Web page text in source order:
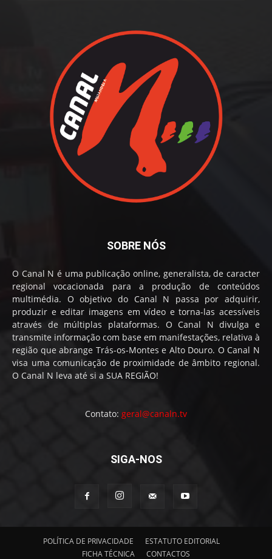
SOBRE NÓS
O Canal N é uma publicação online, generalista, de caracter
regional vocacionada para a produção de conteúdos
multimédia. O objetivo do Canal N passa por adquirir,
produzir e editar imagens em vídeo e torna-las acessíveis
através de múltiplas plataformas. O Canal N divulga e
transmite informação com base em manifestações, relativa à
região que abrange Trás-os-Montes e Alto Douro. O Canal N
visa uma comunicação de proximidade de âmbito regional.
O Canal N leva até si a SUA REGIÃO!
Contato: geral@canaln.tv
SIGA-NOS
POLÍTICA DE PRIVACIDADE
ESTATUTO EDITORIAL
FICHA TÉCNICA
CONTACTOS